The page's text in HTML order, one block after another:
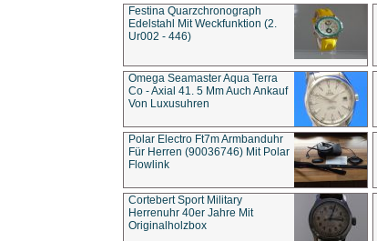
Festina Quarzchronograph
Edelstahl Mit Weckfunktion (2.
Ur002 - 446)
Omega Seamaster Aqua Terra
Co - Axial 41. 5 Mm Auch Ankauf
Von Luxusuhren
Polar Electro Ft7m Armbanduhr
Für Herren (90036746) Mit Polar
Flowlink
Cortebert Sport Military
Herrenuhr 40er Jahre Mit
Originalholzbox